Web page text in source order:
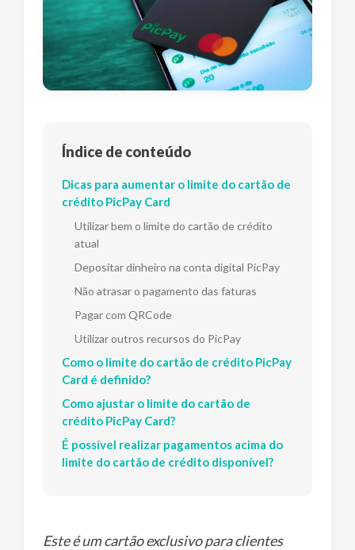
Índice de conteúdo
Dicas para aumentar o limite do cartão de
crédito PicPay Card
Utilizar bem o limite do cartão de crédito
atual
Depositar dinheiro na conta digital PicPay
Não atrasar o pagamento das faturas
Pagar com QRCode
Utilizar outros recursos do PicPay
Como o limite do cartão de crédito PicPay
Card é definido?
Como ajustar o limite do cartão de
crédito PicPay Card?
É possível realizar pagamentos acima do
limite do cartão de crédito disponível?
Este é um cartão exclusivo para clientes